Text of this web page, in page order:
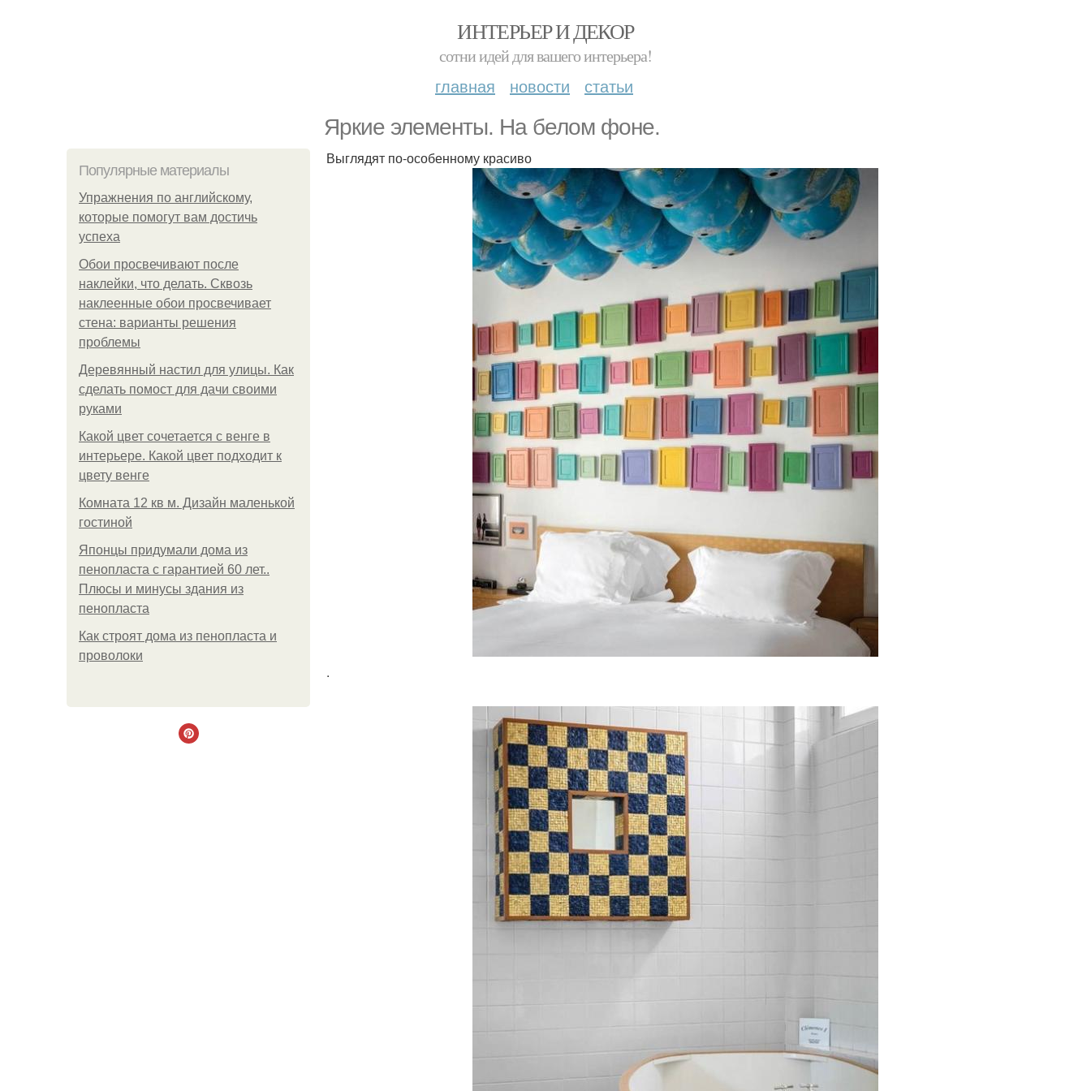
ИНТЕРЬЕР И ДЕКОР
сотни идей для вашего интерьера!
главная новости статьи
Яркие элементы. На белом фоне.
Популярные материалы
Упражнения по английскому,
которые помогут вам достичь
успеха
Обои просвечивают после
наклейки, что делать. Сквозь
наклеенные обои просвечивает
стена: варианты решения
проблемы
Деревянный настил для улицы. Как
сделать помост для дачи своими
руками
Какой цвет сочетается с венге в
интерьере. Какой цвет подходит к
цвету венге
Комната 12 кв м. Дизайн маленькой
гостиной
Японцы придумали дома из
пенопласта с гарантией 60 лет..
Плюсы и минусы здания из
пенопласта
Как строят дома из пенопласта и
проволоки
Выглядят по-особенному красиво
.